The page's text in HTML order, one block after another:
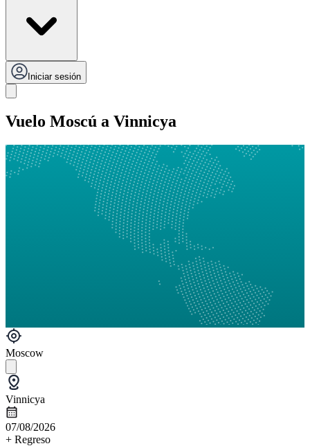
Iniciar sesión
Vuelo Moscú a Vinnicya
Moscow
Vinnicya
07/08/2026
+ Regreso